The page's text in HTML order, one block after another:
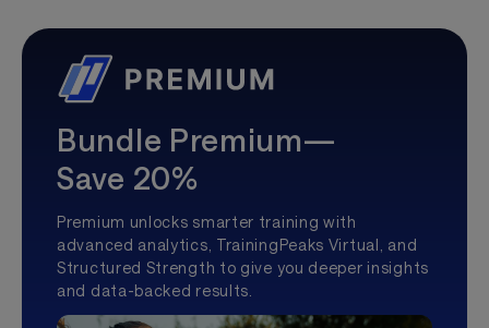
Bundle Premium—
Save 20%
Premium unlocks smarter training with
advanced analytics, TrainingPeaks Virtual, and
Structured Strength to give you deeper insights
and data-backed results.